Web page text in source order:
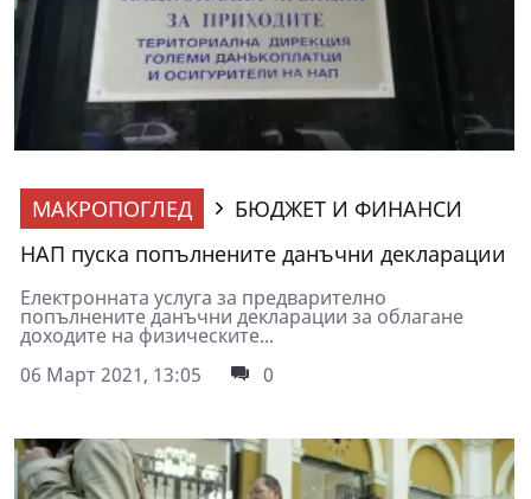
МАКРОПОГЛЕД
БЮДЖЕТ И ФИНАНСИ
НАП пуска попълнените данъчни декларации
Електронната услуга за предварително
попълнените данъчни декларации за облагане
доходите на физическите...
06 Март 2021, 13:05
0